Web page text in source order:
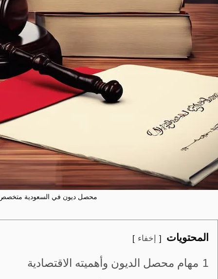
محصل ديون في السعودية
المحتويات إخفاء
1 مهام محصل الديون وأهميته الاقتصادية